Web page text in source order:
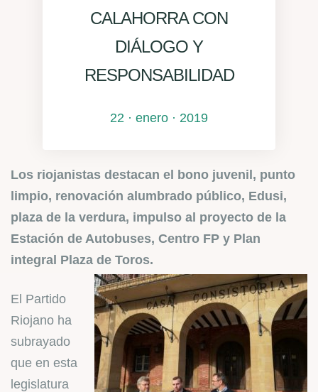
CALAHORRA CON
DIÁLOGO Y
RESPONSABILIDAD
22 · enero · 2019
Los riojanistas destacan el bono juvenil, punto
limpio, renovación alumbrado público, Edusi,
plaza de la verdura, impulso al proyecto de la
Estación de Autobuses, Centro FP y Plan
integral Plaza de Toros.
El Partido
Riojano ha
subrayado
que en esta
legislatura